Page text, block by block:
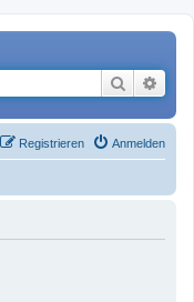
Suche
Anmelden
Registrieren